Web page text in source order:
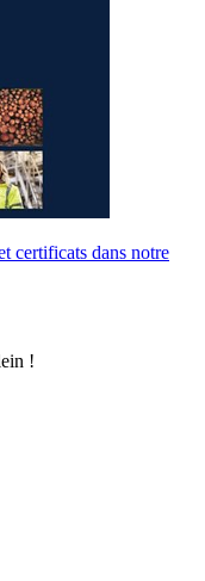
certificats dans notre
!